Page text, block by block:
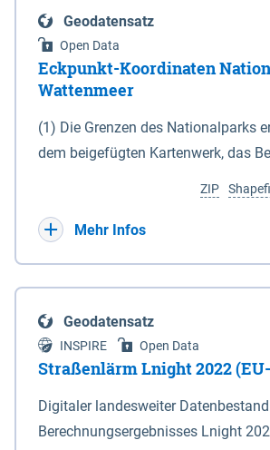
Geodatensatz
Open Data
Eckpunkt-Koordinaten
Wattenmeer
(1) Die Grenzen des Nationalparks
dem beigefügten Kartenwerk, das
(DTK) im Maßstab 1 : 100 000
verkleinerte Amtliche Karte 1 : 5 000
projizierte Koordinaten im
Terrestrischen Referenzsystem 1989
der Universalen Transversalen
bezogen auf die Zone 32 N (UTM
(Anlage 4); Gleiches gilt für die
ZIP
Mehr Infos
Geodatensatz
INSPIRE Open Data
Straßenlärm Lnight 2022
Digitaler landesweiter
Berechnungsergebnisses Lnight